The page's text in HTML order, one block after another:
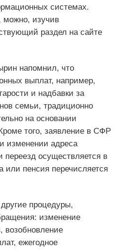
системах.
можно, изучив
раздел на сайте
напомнил, что
выплат, например,
и надбавки за
семьи, традиционно
на основании
того, заявление в СФР
изменении адреса
переезд осуществляется в
или пенсия перечисляется
процедуры,
изменение
возобновление
ежегодное